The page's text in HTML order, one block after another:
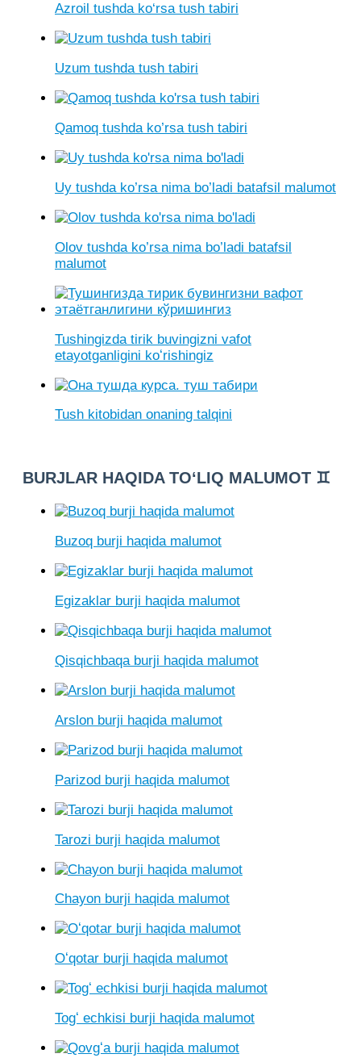
Azroil tushda ko‘rsa tush tabiri
Uzum tushda tush tabiri
Qamoq tushda ko’rsa tush tabiri
Uy tushda ko’rsa nima bo’ladi batafsil malumot
Olov tushda ko’rsa nima bo’ladi batafsil
malumot
Tushingizda tirik buvingizni vafot
etayotganligini koʻrishingiz
Tush kitobidan onaning talqini
BURJLAR HAQIDA TO‘LIQ MALUMOT ♊
Buzoq burji haqida malumot
Egizaklar burji haqida malumot
Qisqichbaqa burji haqida malumot
Arslon burji haqida malumot
Parizod burji haqida malumot
Tarozi burji haqida malumot
Chayon burji haqida malumot
Oʻqotar burji haqida malumot
Togʻ echkisi burji haqida malumot